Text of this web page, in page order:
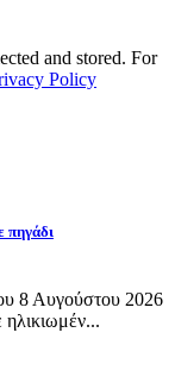
and stored. For
Policy
πηγάδι
8 Αυγούστου 2026